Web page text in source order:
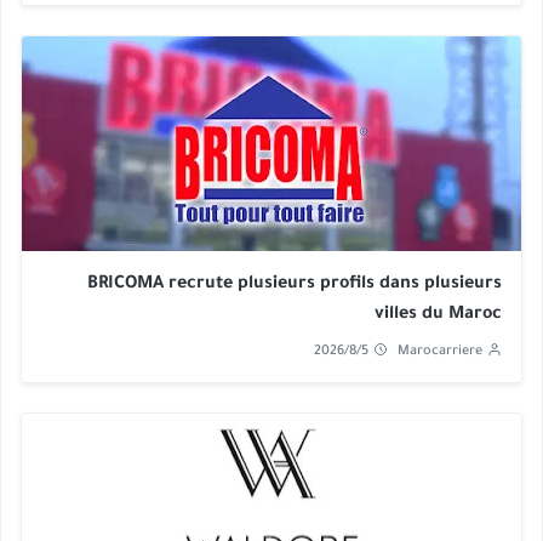
BRICOMA recrute plusieurs profils dans plusieurs
villes du Maroc
Marocarriere
2026/8/5